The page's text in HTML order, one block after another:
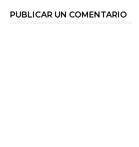
PUBLICAR UN COMENTARIO